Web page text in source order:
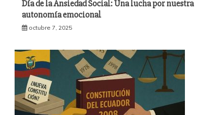
Día de la Ansiedad Social: Una lucha por nuestra
autonomía emocional
octubre 7, 2025